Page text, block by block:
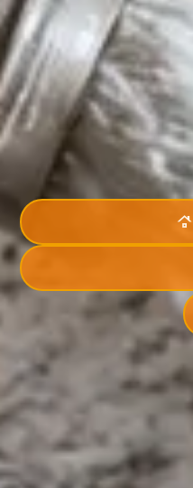
roofing